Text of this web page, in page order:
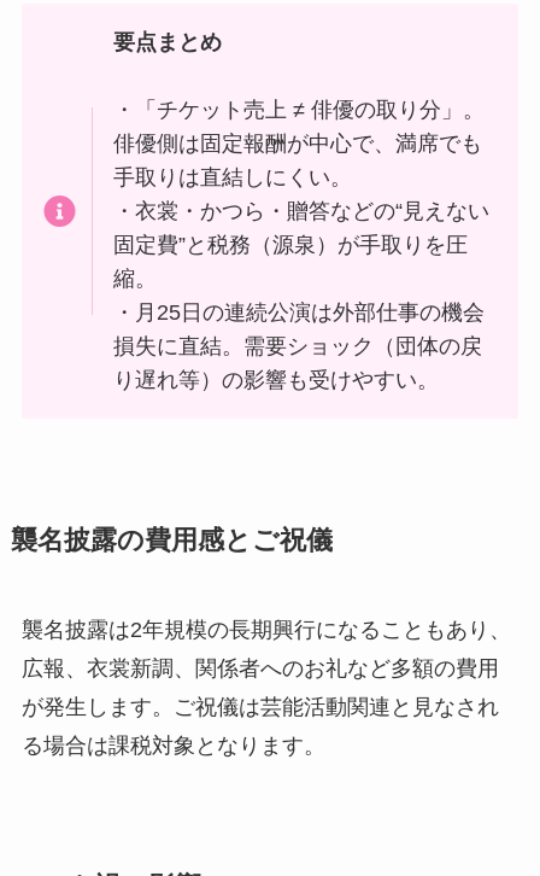
要点まとめ
・「チケット売上 ≠ 俳優の取り分」。
俳優側は固定報酬が中心で、満席でも
手取りは直結しにくい。
・衣裳・かつら・贈答などの“見えない
固定費”と税務（源泉）が手取りを圧
縮。
・月25日の連続公演は外部仕事の機会
損失に直結。需要ショック（団体の戻
り遅れ等）の影響も受けやすい。
襲名披露の費用感とご祝儀
襲名披露は2年規模の長期興行になることもあり、
広報、衣裳新調、関係者へのお礼など多額の費用
が発生します。ご祝儀は芸能活動関連と見なされ
る場合は課税対象となります。